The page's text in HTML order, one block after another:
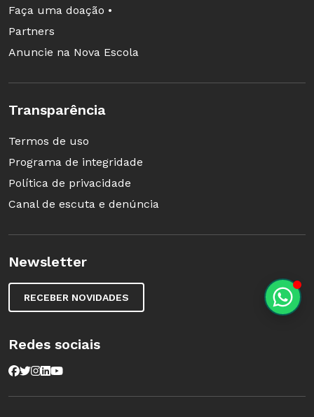
Faça uma doação •
Partners
Anuncie na Nova Escola
Transparência
Termos de uso
Programa de integridade
Política de privacidade
Canal de escuta e denúncia
Newsletter
RECEBER NOVIDADES
Redes sociais